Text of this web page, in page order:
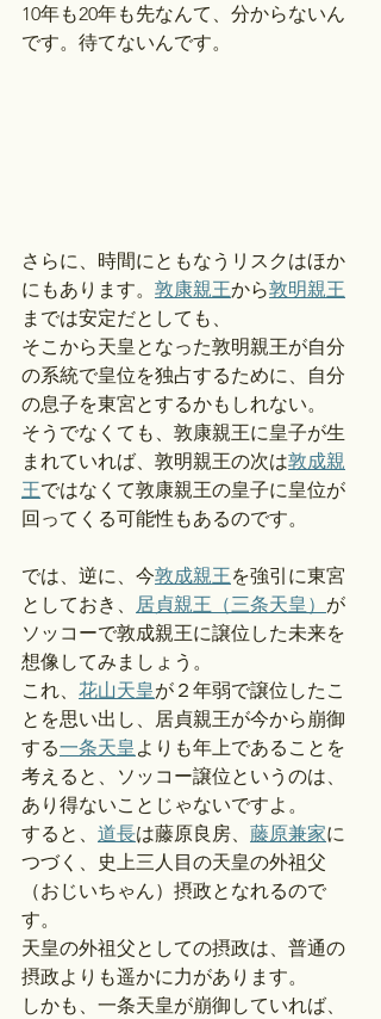
10年も20年も先なんて、分からないん
です。待てないんです。
さらに、時間にともなうリスクはほか
にもあります。 敦康親王から敦明親王
までは安定だとしても、
そこから天皇となった敦明親王が自分
の系統で皇位を独占するために、自分
の息子を東宮とするかもしれない。
そうでなくても、敦康親王に皇子が生
まれていれば、敦明親王の次は敦成親
王ではなくて敦康親王の皇子に皇位が
回ってくる可能性もあるのです。
では、逆に、今敦成親王を強引に東宮
としておき、
居貞親王（三条天皇） が
ソッコーで敦成親王に譲位した未来を
想像してみましょう。
これ、 花山天皇が２年弱で譲位したこ
とを思い出し、居貞親王が今から崩御
する一条天皇 よりも年上であることを
考えると、ソッコー譲位というのは、
あり得ないことじゃないですよ。
すると、 道長は藤原良房、 藤原兼家に
つづく、史上三人目の天皇の外祖父
（おじいちゃん）摂政となれるので
す。
天皇の外祖父としての摂政は、普通の
摂政よりも遥かに力があります。
しかも、一条天皇が崩御していれば、